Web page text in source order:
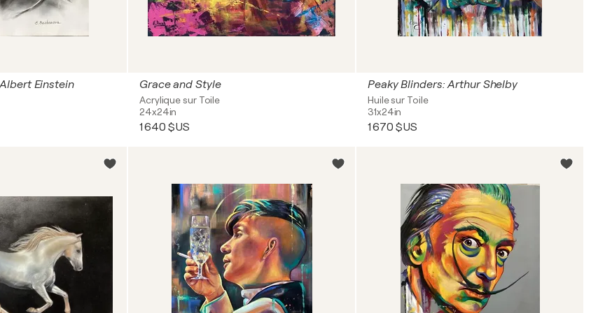
Einstein Grace and Style
Acrylique sur Toile
24x24in
1 640 $US
Peaky Blinders: Arthur Shelby
Huile sur Toile
31x24in
1 670 $US